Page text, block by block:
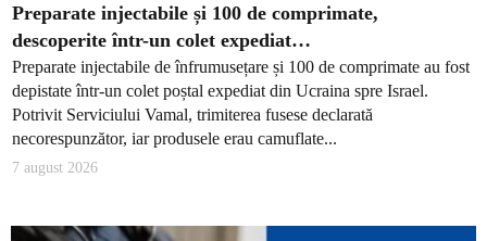
Preparate injectabile și 100 de comprimate,
descoperite într-un colet expediat…
Preparate injectabile de înfrumusețare și 100 de comprimate au fost
depistate într-un colet poștal expediat din Ucraina spre Israel.
Potrivit Serviciului Vamal, trimiterea fusese declarată
necorespunzător, iar produsele erau camuflate...
7 august 2026